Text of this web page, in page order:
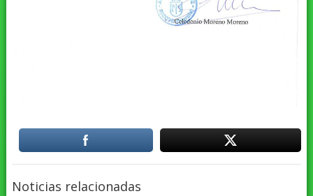
Noticias relacionadas